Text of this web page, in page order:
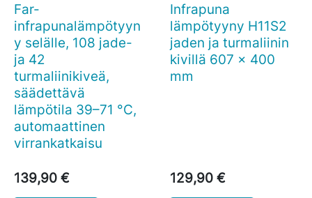
Far-
infrapunalämpötyyn
y selälle, 108 jade-
ja 42
turmaliinikiveä,
säädettävä
lämpötila 39–71 °C,
automaattinen
virrankatkaisu
139,90 €
Infrapuna
lämpötyyny H11S2
jaden ja turmaliinin
kivillä 607 x 400
mm
129,90 €